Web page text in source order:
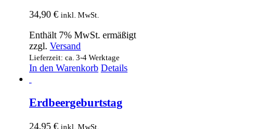
34,90 € inkl. MwSt.
Enthält 7% MwSt. ermäßigt
zzgl. Versand
Lieferzeit: ca. 3-4 Werktage
In den Warenkorb Details
Erdbeergeburtstag
24,95 € inkl. MwSt.